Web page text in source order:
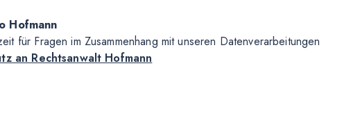
Hofmann
für Fragen im Zusammenhang mit unseren Datenverarbeitungen
an Rechtsanwalt Hofmann